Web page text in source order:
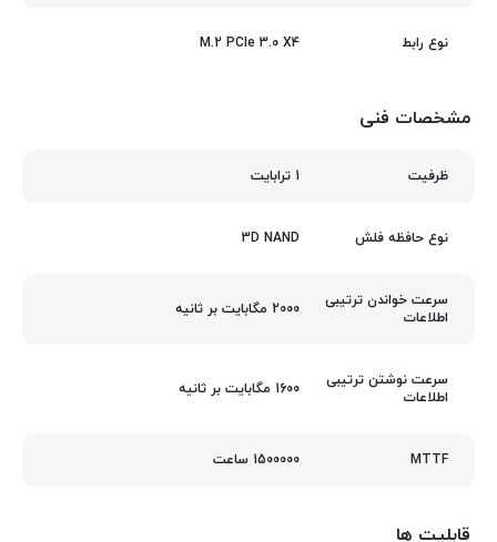
نوع رابط M.2 PCIe 3.0 X4
مشخصات فنی
ظرفیت 1 ترابایت
نوع حافظه فلش 3D NAND
سرعت خواندن ترتیبی
اطلاعات
2000 مگابایت بر ثانیه
سرعت نوشتن ترتیبی
اطلاعات
1600 مگابایت بر ثانیه
MTTF 1500000 ساعت
قابلیت ها